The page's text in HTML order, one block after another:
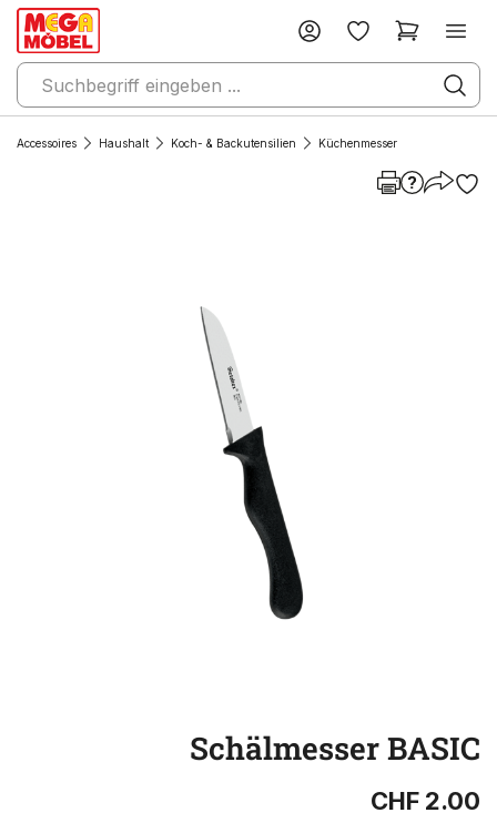
Accessoires Haushalt Koch- & Backutensilien Küchenmesser
Schälmesser BASIC
CHF 2.00